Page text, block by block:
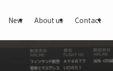
New About us Contact